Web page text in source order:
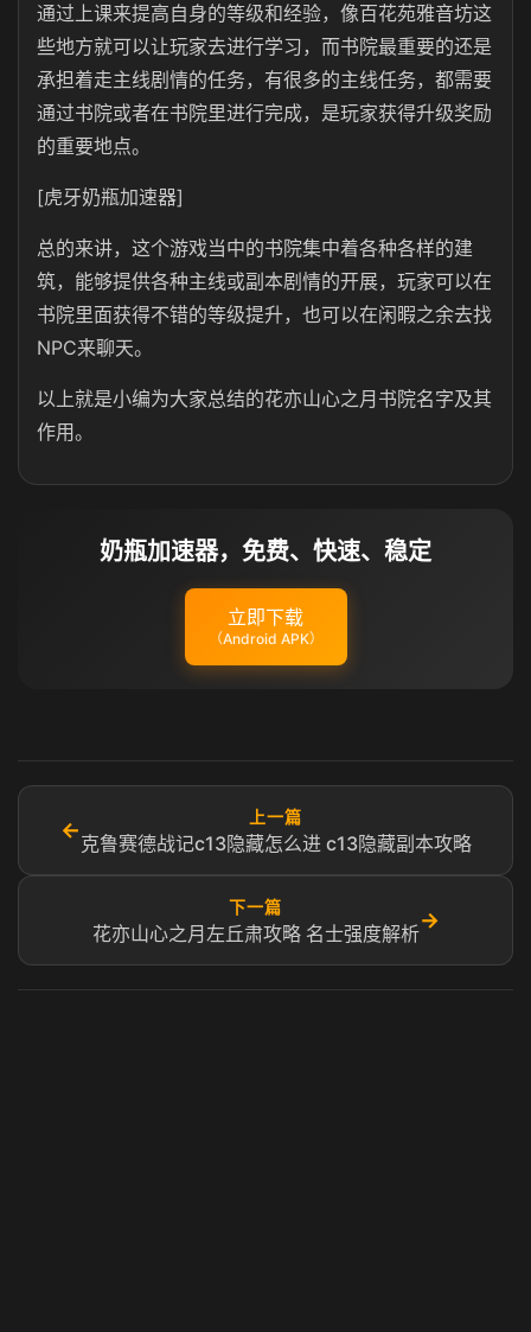
通过上课来提高自身的等级和经验，像百花苑雅音坊这
些地方就可以让玩家去进行学习，而书院最重要的还是
承担着走主线剧情的任务，有很多的主线任务，都需要
通过书院或者在书院里进行完成，是玩家获得升级奖励
的重要地点。
[虎牙奶瓶加速器]
总的来讲，这个游戏当中的书院集中着各种各样的建
筑，能够提供各种主线或副本剧情的开展，玩家可以在
书院里面获得不错的等级提升，也可以在闲暇之余去找
NPC来聊天。
以上就是小编为大家总结的花亦山心之月书院名字及其
作用。
奶瓶加速器，免费、快速、稳定
立即下载
（Android APK）
←
上一篇
克鲁赛德战记c13隐藏怎么进 c13隐藏副本攻略
下一篇
花亦山心之月左丘肃攻略 名士强度解析
→